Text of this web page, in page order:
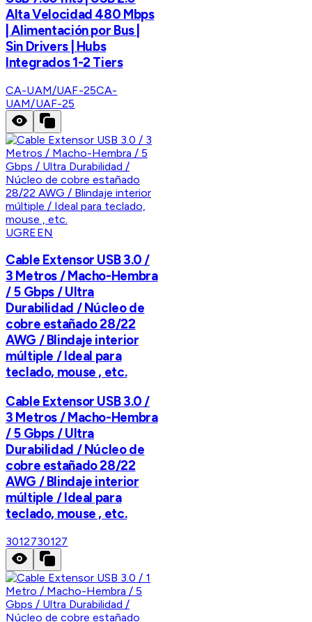
Alta Velocidad 480 Mbps
| Alimentación por Bus |
Sin Drivers | Hubs
Integrados 1-2 Tiers
CA-UAM/UAF-25CA-
UAM/UAF-25
UGREEN
Cable Extensor USB 3.0 /
3 Metros / Macho-Hembra
/ 5 Gbps / Ultra
Durabilidad / Núcleo de
cobre estañado 28/22
AWG / Blindaje interior
múltiple / Ideal para
teclado, mouse , etc.
Cable Extensor USB 3.0 /
3 Metros / Macho-Hembra
/ 5 Gbps / Ultra
Durabilidad / Núcleo de
cobre estañado 28/22
AWG / Blindaje interior
múltiple / Ideal para
teclado, mouse , etc.
3012730127